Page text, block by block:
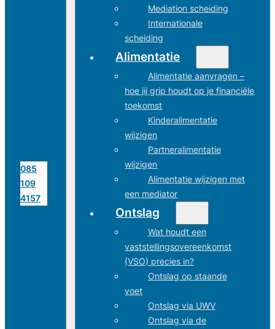
085
109
4157
Mediation scheiding
Internationale
scheiding
Alimentatie
Alimentatie aanvragen –
hoe jij grip houdt op je financiële
toekomst
Kinderalimentatie
wijzigen
Partneralimentatie
wijzigen
Alimentatie wijzigen met
een mediator
Ontslag
Wat houdt een
vaststellingsovereenkomst
(VSO) precies in?
Ontslag op staande
voet
Ontslag via UWV
Ontslag via de